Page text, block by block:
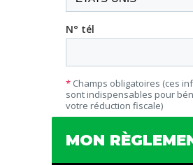
N° tél
* Champs obligatoires (ces
sont indispensables pour
votre réduction fiscale)
MON